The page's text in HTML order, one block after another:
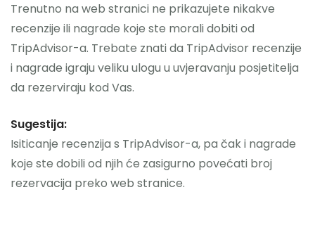
Trenutno na web stranici ne prikazujete nikakve
recenzije ili nagrade koje ste morali dobiti od
TripAdvisor-a. Trebate znati da TripAdvisor recenzije
i nagrade igraju veliku ulogu u uvjeravanju posjetitelja
da rezerviraju kod Vas.
Sugestija:
Isiticanje recenzija s TripAdvisor-a, pa čak i nagrade
koje ste dobili od njih će zasigurno povećati broj
rezervacija preko web stranice.